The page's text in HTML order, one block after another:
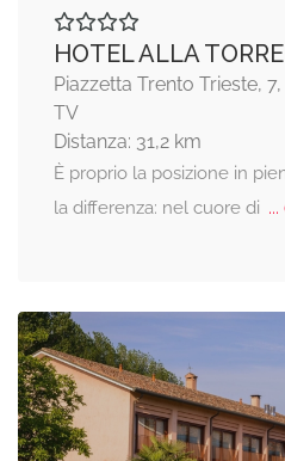
HOTEL ALLA TORRE
Piazzetta Trento Trieste,
TV
Distanza: 31,2 km
È proprio la posizione in
la differenza: nel cuore di